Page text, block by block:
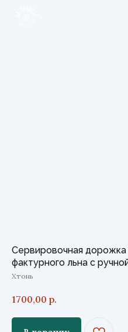
Сервировочная
фактурного льна с
Хтонь
1700,00 р.